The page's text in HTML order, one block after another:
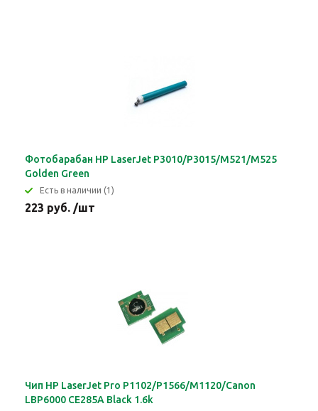
Фотобарабан HP LaserJet P3010/P3015/M521/M525
Golden Green
Eсть в наличии (1)
223 руб. /шт
Чип HP LaserJet Pro P1102/P1566/M1120/Canon
LBP6000 CE285A Black 1.6k